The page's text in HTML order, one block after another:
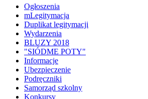
Ogłoszenia
mLegitymacja
Duplikat legitymacji
Wydarzenia
BLUZY 2018
"SIÓDME POTY"
Informacje
Ubezpieczenie
Podręczniki
Samorząd szkolny
Konkursy